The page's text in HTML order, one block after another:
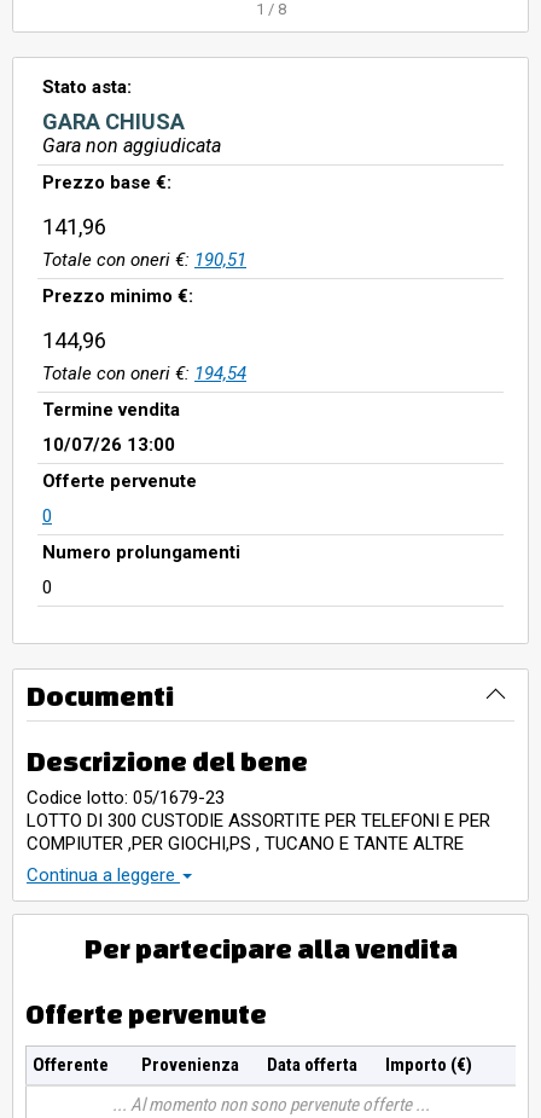
1 / 8
Stato asta:
GARA CHIUSA
Gara non aggiudicata
Prezzo base €:
141,96
Totale con oneri €: 190,51
Prezzo minimo €:
144,96
Totale con oneri €: 194,54
Termine vendita
10/07/26 13:00
Offerte pervenute
0
Numero prolungamenti
0
Documenti
Descrizione del bene
Codice lotto: 05/1679-23
LOTTO DI 300 CUSTODIE ASSORTITE PER TELEFONI E PER
COMPIUTER ,PER GIOCHI,PS , TUCANO E TANTE ALTRE
NUOVE
Continua a leggere
Per partecipare alla vendita
Offerte pervenute
Offerente Provenienza Data offerta
Importo (€)
Al momento non sono pervenute offerte